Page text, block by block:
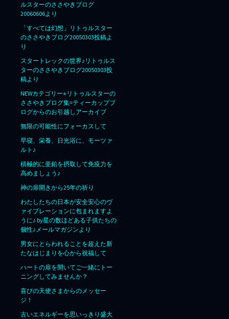
ルスターのささやきブログ
20060606より
「すべては幻想」リトゥルスター
のささやきブログ20050303投稿よ
り
スタートレックの世界♪リトゥルス
ターのささやきブログ20050303投
稿より
NEWカテゴリー⭐︎リトゥルスターの
ささやきブログ集=ティーカップブ
ログからのお引越しアーカイブ
無限の可能性にフォーカスして
早寝、栄養、日光浴に、モーツァ
ルト♪
積極的に亜鉛を摂取して免疫力を
高めましょう♪
神の扉開きから25年の祈り
わたしたちの日本が安全安心のヴ
ァイブレーションに包まれますよ
うに♪ by星の数ほどある子供たちの
個性♪メールマガジンより
男女にとらわれることを超えた新
たなはじまりを心から祝福して
ハートの扉を開いてご一緒にトー
ニングしてみませんか？
喜びの天使さまからのメッセー
ジ！
古いエネルギーを思いっきり盛大